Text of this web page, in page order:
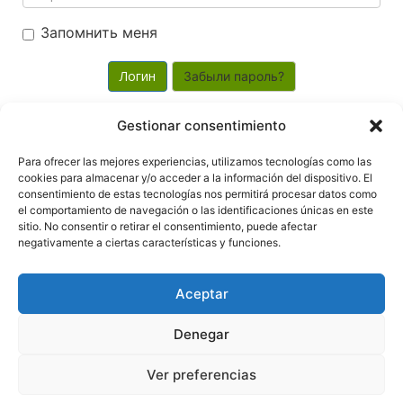
Gestionar consentimiento
Para ofrecer las mejores experiencias, utilizamos tecnologías como las
cookies para almacenar y/o acceder a la información del dispositivo. El
consentimiento de estas tecnologías nos permitirá procesar datos como
el comportamiento de navegación o las identificaciones únicas en este
sitio. No consentir o retirar el consentimiento, puede afectar
negativamente a ciertas características y funciones.
Aceptar
Denegar
Ver preferencias
Запомнить меня
Забыли пароль?
Powered byWHMCompleteSolution
Copyright © 2026 Provision Apps. All Rights
WordPress and WHMCS integration by
Términos y Condiciones
Política de cookies
Políticas de Redes Sociales